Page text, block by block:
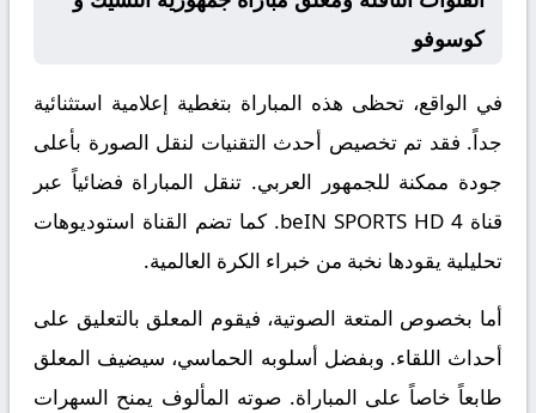
كوسوفو
في الواقع، تحظى هذه المباراة بتغطية إعلامية استثنائية
جداً. فقد تم تخصيص أحدث التقنيات لنقل الصورة بأعلى
جودة ممكنة للجمهور العربي. تنقل المباراة فضائياً عبر
قناة beIN SPORTS HD 4. كما تضم القناة استوديوهات
تحليلية يقودها نخبة من خبراء الكرة العالمية.
أما بخصوص المتعة الصوتية، فيقوم المعلق بالتعليق على
أحداث اللقاء. وبفضل أسلوبه الحماسي، سيضيف المعلق
طابعاً خاصاً على المباراة. صوته المألوف يمنح السهرات